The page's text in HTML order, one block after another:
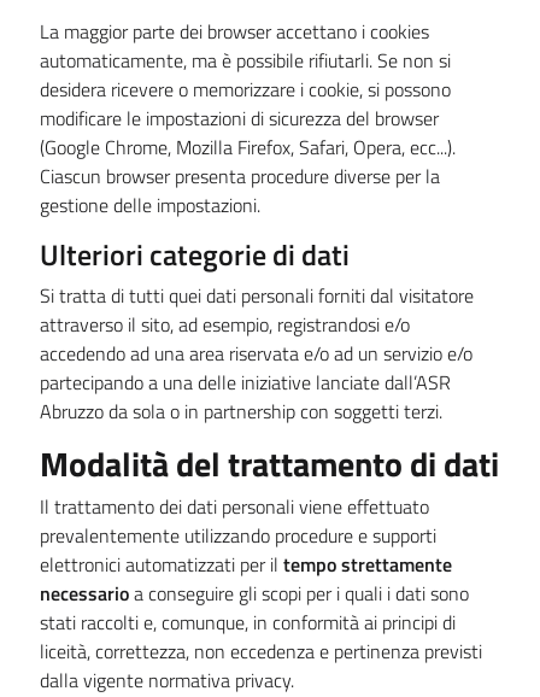
La maggior parte dei browser accettano i cookies
automaticamente, ma è possibile rifiutarli. Se non si
desidera ricevere o memorizzare i cookie, si possono
modificare le impostazioni di sicurezza del browser
(Google Chrome, Mozilla Firefox, Safari, Opera, ecc...).
Ciascun browser presenta procedure diverse per la
gestione delle impostazioni.
Ulteriori categorie di dati
Si tratta di tutti quei dati personali forniti dal visitatore
attraverso il sito, ad esempio, registrandosi e/o
accedendo ad una area riservata e/o ad un servizio e/o
partecipando a una delle iniziative lanciate dall’ASR
Abruzzo da sola o in partnership con soggetti terzi.
Modalità del trattamento di dati
Il trattamento dei dati personali viene effettuato
prevalentemente utilizzando procedure e supporti
elettronici automatizzati per iltempo strettamente
necessarioa conseguire gli scopi per i quali i dati sono
stati raccolti e, comunque, in conformità ai principi di
liceità, correttezza, non eccedenza e pertinenza previsti
dalla vigente normativa privacy.